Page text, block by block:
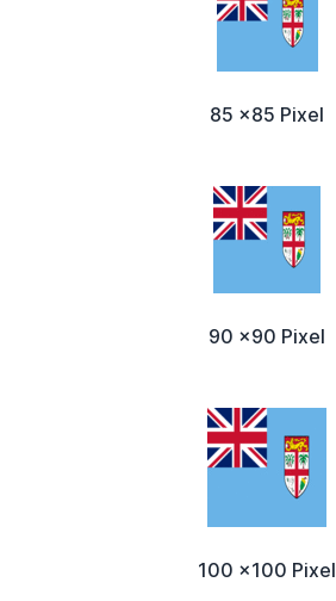
85 x85 Pixel
90 x90 Pixel
100 x100 Pixel